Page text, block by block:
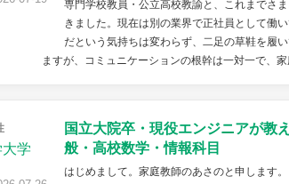
専門学校教員・公立高校教諭と、これまでさ
きました。現在は別の業界で正社員として働
だという気持ちは変わらず、二足の草鞋を履
ますが、コミュニケーションの根幹は一対一で、
学
国立大院卒・現役エンジニアが教
般・高校数学・情報科目
はじめまして。家庭教師のあさのと申します